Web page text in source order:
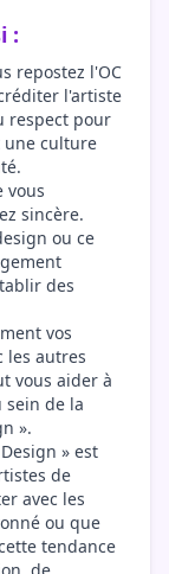
:
repostez l'OC
l'artiste
respect pour
une culture
vous
sincère.
ou ce
des
vos
les autres
vous aider à
sein de la
».
» est
de
avec les
ou que
tendance